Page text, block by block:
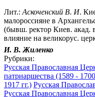
Лит.: Аскоченский В. И.
малороссияне в
(бывш. ректор Киев.
влияние на великорус.
И. В. Жиленко
Рубрики:
Русская Православная
патриаршества (1589 -
1917 гг.) Русская
Русская Православная